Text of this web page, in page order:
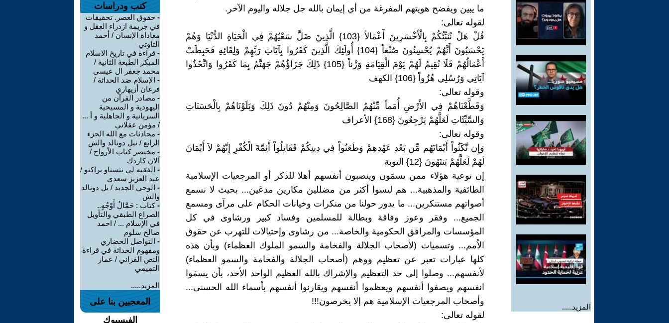
المزيد.....
ما يبين ويفضح هويتهم المفرغة من أي إيمان بالله جل جلاله واليوم الآخر.
لقوله تعالى:
قُلْ هَلْ نُنَبِّئُكُمْ بِالْأَخْسَرِينَ أَعْمَالاً {103} الَّذِينَ ضَلَّ سَعْيُهُمْ فِي الْحَيَاةِ الدُّنْيَا وَهُمْ
يَحْسَبُونَ أَنَّهُمْ يُحْسِنُونَ صُنْعاً {104} أُولَئِكَ الَّذِينَ كَفَرُوا بِآيَاتِ رَبِّهِمْ وَلِقَائِهِ فَحَبِطَتْ
أَعْمَالُهُمْ فَلَا نُقِيمُ لَهُمْ يَوْمَ الْقِيَامَةِ وَزْناً {105} ذَلِكَ جَزَاؤُهُمْ جَهَنَّمُ بِمَا كَفَرُوا وَاتَّخَذُوا
آيَاتِي وَرُسُلِي هُزُواً {106} الكهف
وقوله تعالى:
وَقَطَّعْنَاهُمْ فِي الأَرْضِ أُمَماً مِّنْهُمُ الصَّالِحُونَ وَمِنْهُمْ دُونَ ذَلِكَ وَبَلَوْنَاهُمْ بِالْحَسَنَاتِ
وَالسَّيِّئَاتِ لَعَلَّهُمْ يَرْجِعُونَ {168} الأعراف
وقوله تعالى:
وَإِن نَّكَثُواْ أَيْمَانَهُم مِّن بَعْدِ عَهْدِهِمْ وَطَعَنُواْ فِي دِينِكُمْ فَقَاتِلُواْ أَئِمَّةَ الْكُفْرِ إِنَّهُمْ لاَ أَيْمَانَ
لَهُمْ لَعَلَّهُمْ يَنتَهُونَ {12} التوبة
إن نوعية هؤلاء ممن يسمَون وينصبون أنفسهم أهلا للذكر أو المرجعيات الإسلامية
الطائفية والمذهبية... هم ليسوا أكثر من مضللين مكارين مدعَين... بحيث لا نسمع
أصواتهم مستنكرين... ما يدور حولنا من منكرات وخيانات الحكام على مرآى ومسمع
الجميع... وفقر وعوز وفاقة وبطالة للمسلمين وفساد كبير ورشاوى في كل
المؤسسات والمرافق الحكومية والخاصة... من رشاوى وإحتيالات للتهرب عن حقوق
الاُمم... وتسميات (لأصحاب الجلالة والفخامة والسمو الملوك العظماء) وبأن هذه
كلها عبارات تعبر عن تعظيم ووهم (أصحاب الجلالة والفخامة والسمو العظماء)
لأنفسهم... وصلوا إلى حد التعظيم والإشراك بالله العظيم الواحد الأحد، بأن يسمَوا
انفسهم ويصفوا أنفسهم ويعظموا أنفسهم ويقارنوا أنفسهم بأسماء الله الحسنى...
وأصحاب المرجعيات الإسلامية هم إلا يخرصون!!!
لقوله تعالى:
كتب ودراسات
- حقوق العصر. تحقيقات
في جريمة ازدراء العقل و
معاداة الإنسان / أحمد
التاوتي
- قراءة في تاريخ الاسلام
المبكر الطبعة الثانية /
محمد جعفر ال عيسى
- الإسلام ضد الحداثة /
فرغان أزيهاري
- مصادر القرآن من
اليهودية و المسيحية
السريانية و الجاهلية و أ ...
/ مؤمن عقلاني
- محادثات مع الله الجزء
الرابع / نيل دونالد والش
- مختصر كتاب الأرواح /
آلان كاردك
- الفقيه لي نتسناو براكتو /
عبد العزيز سعدي
- الوحي الجديد / يل دونالد
والش
-كتاب : حَمَّالُ أَوْجُهٍ..
الصراع الطبقي والتأويل
في الإسلام ... / احمد
صالح سلوم
- التواصل الحضاري
ومفهوم الحداثة في قراءة
النص القراني / عمار
التميمي
المزيد.....
المعجبين بنا على
الفيسبوك